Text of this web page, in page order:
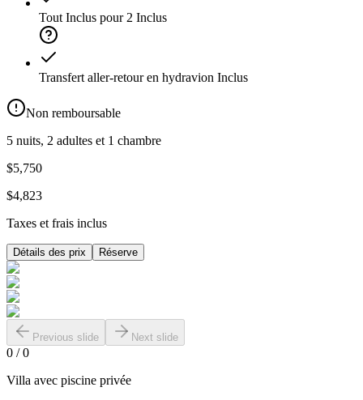
Tout Inclus pour 2 Inclus
Transfert aller-retour en hydravion Inclus
Non remboursable
5 nuits, 2 adultes et 1 chambre
$5,750
$4,823
Taxes et frais inclus
Détails des prix Réserve
Previous slide Next slide
0 /0
Villa avec piscine privée